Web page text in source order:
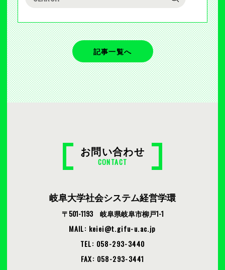
記事一覧へ
お問い合わせ
CONTACT
岐阜大学社会システム経営学環
〒501-1193 岐阜県岐阜市柳戸1-1
MAIL: keiei
t.gifu-u.ac.jp
TEL: 058-293-3440
FAX: 058-293-3441